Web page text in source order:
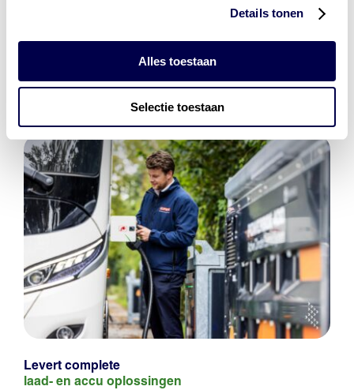
Details tonen
Alles toestaan
Selectie toestaan
Den Hartog Energies
vier divisies
Levert complete
laad- en accu oplossingen